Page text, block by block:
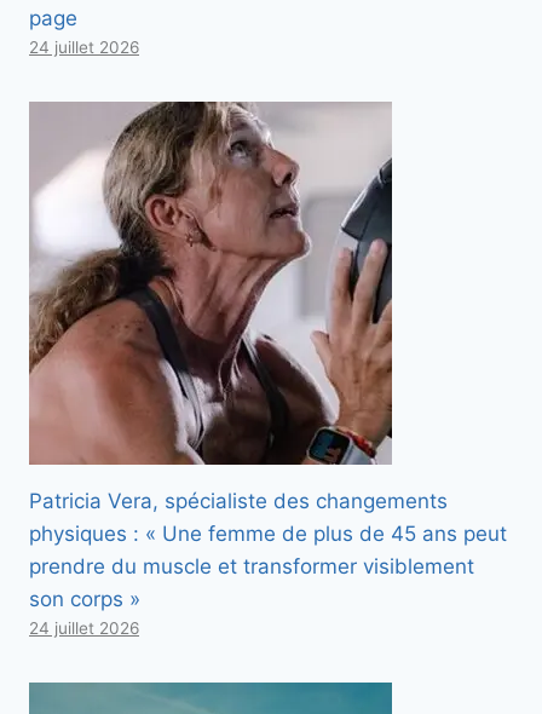
page
24 juillet 2026
Patricia Vera, spécialiste des changements
physiques : « Une femme de plus de 45 ans peut
prendre du muscle et transformer visiblement
son corps »
24 juillet 2026